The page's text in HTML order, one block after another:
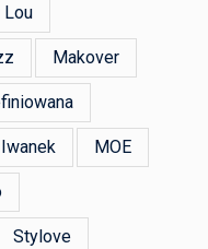
Lou
Makover
MOE
Stylove